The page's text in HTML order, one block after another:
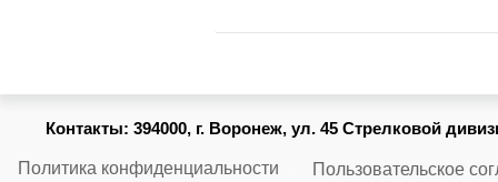
Контакты: 394000, г. Воронеж, ул. 45 Стрелковой
Политика конфиденциальности Пользовательское